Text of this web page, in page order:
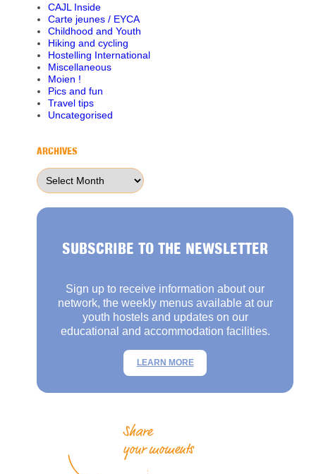
CAJL Inside
Carte jeunes / EYCA
Childhood and Youth
Hiking and cycling
Hostelling International
Miscellaneous
Moien !
Pics and fun
Travel tips
Uncategorised
ARCHIVES
Archives
SUBSCRIBE TO THE NEWSLETTER
Sign up to receive information about our
network, the weekly menus available at our
youth hostels and updates on our
educational and accommodation facilities.
LEARN MORE
Share
your moments